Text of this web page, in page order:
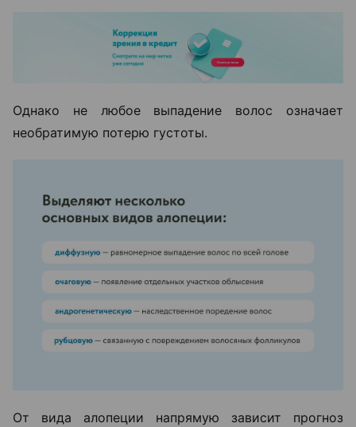
Однако не любое выпадение волос означает
необратимую потерю густоты.
От вида алопеции напрямую зависит прогноз